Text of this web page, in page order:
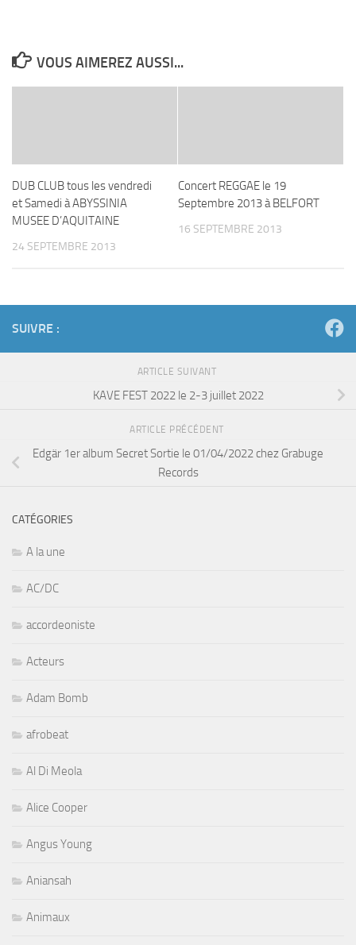
VOUS AIMEREZ AUSSI...
DUB CLUB tous les vendredi
et Samedi à ABYSSINIA
MUSEE D’AQUITAINE
24 SEPTEMBRE 2013
Concert REGGAE le 19
Septembre 2013 à BELFORT
16 SEPTEMBRE 2013
SUIVRE :
ARTICLE SUIVANT
KAVE FEST 2022 le 2-3 juillet 2022
ARTICLE PRÉCÉDENT
Edgär 1er album Secret Sortie le 01/04/2022 chez Grabuge
Records
CATÉGORIES
A la une
AC/DC
accordeoniste
Acteurs
Adam Bomb
afrobeat
Al Di Meola
Alice Cooper
Angus Young
Aniansah
Animaux